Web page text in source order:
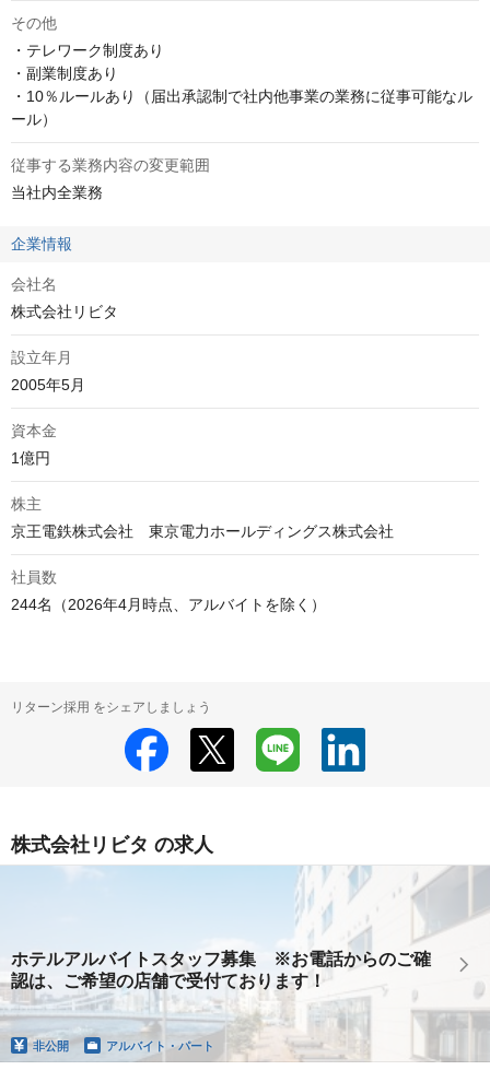
その他
・テレワーク制度あり
・副業制度あり
・10％ルールあり（届出承認制で社内他事業の業務に従事可能なル
ール）
従事する業務内容の変更範囲
当社内全業務
企業情報
会社名
株式会社リビタ
設立年月
2005年5月
資本金
1億円
株主
京王電鉄株式会社　東京電力ホールディングス株式会社
社員数
244名（2026年4月時点、アルバイトを除く）
リターン採用 をシェアしましょう
株式会社リビタ の求人
ホテルアルバイトスタッフ募集 ※お電話からのご確
認は、ご希望の店舗で受付ております！
非公開 アルバイト・パート